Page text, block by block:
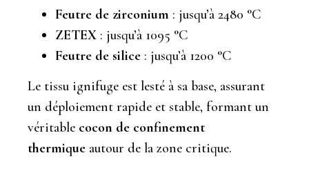
Feutre de zirconium : jusqu’à 2480 °C
ZETEX : jusqu’à 1095 °C
Feutre de silice : jusqu’à 1200 °C
Le tissu ignifuge est lesté à sa base, assurant
un déploiement rapide et stable, formant un
véritable cocon de confinement
thermique autour de la zone critique.